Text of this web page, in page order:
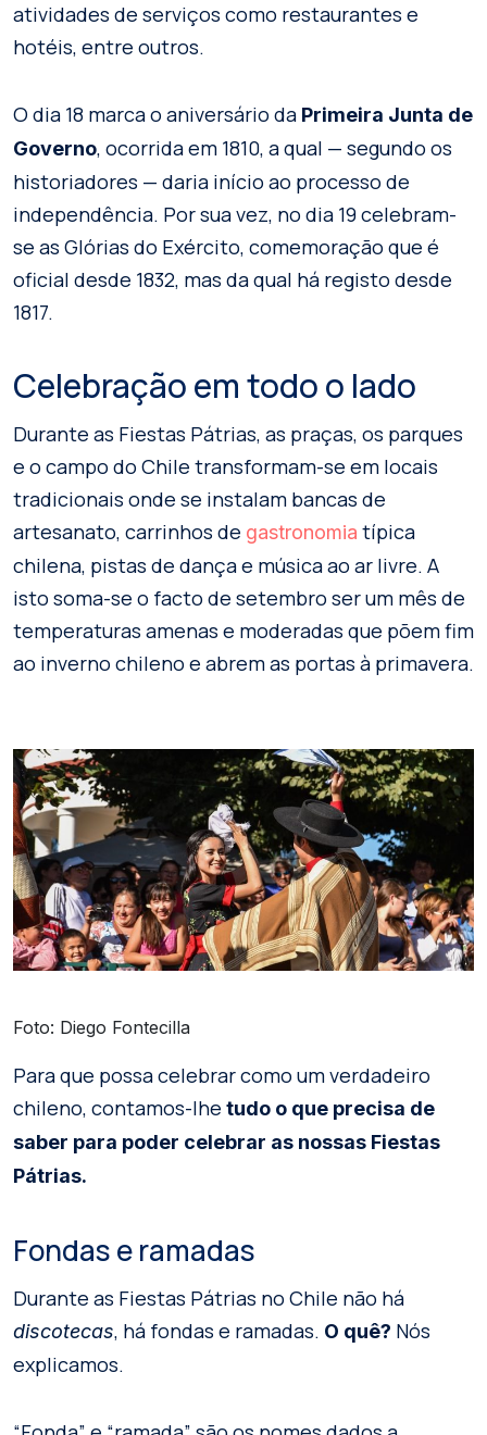
atividades de serviços como restaurantes e
hotéis, entre outros.
O dia 18 marca o aniversário da Primeira Junta de
Governo, ocorrida em 1810, a qual — segundo os
historiadores — daria início ao processo de
independência. Por sua vez, no dia 19 celebram-
se as Glórias do Exército, comemoração que é
oficial desde 1832, mas da qual há registo desde
1817.
Celebração em todo o lado
Durante as Fiestas Pátrias, as praças, os parques
e o campo do Chile transformam-se em locais
tradicionais onde se instalam bancas de
artesanato, carrinhos de gastronomia típica
chilena, pistas de dança e música ao ar livre. A
isto soma-se o facto de setembro ser um mês de
temperaturas amenas e moderadas que põem fim
ao inverno chileno e abrem as portas à primavera.
Foto: Diego Fontecilla
Para que possa celebrar como um verdadeiro
chileno, contamos-lhe tudo o que precisa de
saber para poder celebrar as nossas Fiestas
Pátrias.
Fondas e ramadas
Durante as Fiestas Pátrias no Chile não há
discotecas, há fondas e ramadas. O quê? Nós
explicamos.